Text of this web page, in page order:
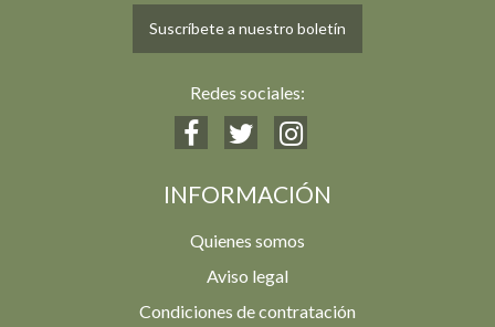
Suscríbete a nuestro boletín
Redes sociales:
INFORMACIÓN
Quienes somos
Aviso legal
Condiciones de contratación